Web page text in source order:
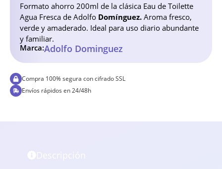
Formato ahorro 200ml de la clásica Eau de Toilette
Agua Fresca de Adolfo Domínguez. Aroma fresco,
verde y amaderado. Ideal para uso diario abundante
y familiar.
Marca:Adolfo Dominguez
Compra 100% segura con cifrado SSL
Envíos rápidos en 24/48h